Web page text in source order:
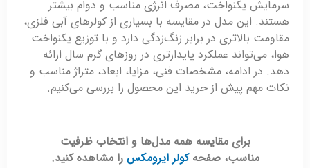
سرمایش یکنواخت، مصرف انرژی مناسب و دوام بیشتر
هستند. این مدل در مقایسه با بسیاری از کولرهای آبی فلزی،
مقاومت بالاتری در برابر زنگ‌زدگی دارد و با توزیع یکنواخت
هوا، می‌تواند عملکرد پایدارتری در روزهای گرم سال ارائه
دهد. در ادامه، مشخصات فنی، مزایا، ابعاد، متراژ مناسب و
نکات مهم پیش از خرید این محصول را بررسی می‌کنیم.
برای مقایسه همه مدل‌ها و انتخاب ظرفیت
مناسب، صفحه کولر ایرومکس را مشاهده کنید.